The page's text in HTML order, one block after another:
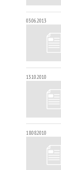
03.06.2013
13.10.2010
18.08.2010